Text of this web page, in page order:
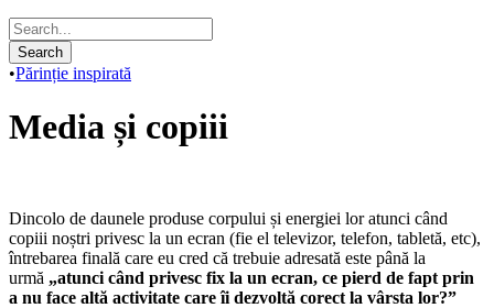
•Părinție inspirată
Media și copiii
Dincolo de daunele produse corpului și energiei lor atunci când
copiii noștri privesc la un ecran (fie el televizor, telefon, tabletă, etc),
întrebarea finală care eu cred că trebuie adresată este până la
urmă „atunci când privesc fix la un ecran, ce pierd de fapt prin
a nu face altă activitate care îi dezvoltă corect la vârsta lor?”